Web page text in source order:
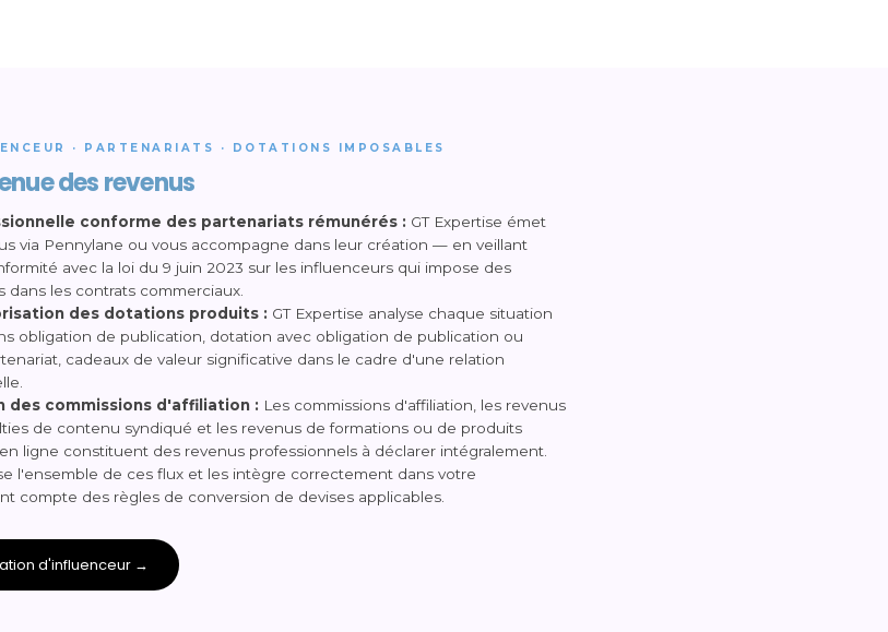
· PARTENARIATS · DOTATIONS IMPOSABLES
des revenus
conforme des partenariats rémunérés : GT Expertise émet
via Pennylane ou vous accompagne dans leur création — en veillant
avec la loi du 9 juin 2023 sur les influenceurs qui impose des
dans les contrats commerciaux.
des dotations produits : GT Expertise analyse chaque situation
obligation de publication, dotation avec obligation de publication ou
cadeaux de valeur significative dans le cadre d'une relation
des commissions d'affiliation : Les commissions d'affiliation, les revenus
de contenu syndiqué et les revenus de formations ou de produits
ligne constituent des revenus professionnels à déclarer intégralement.
l'ensemble de ces flux et les intègre correctement dans votre
compte des règles de conversion de devises applicables.
d'influenceur →